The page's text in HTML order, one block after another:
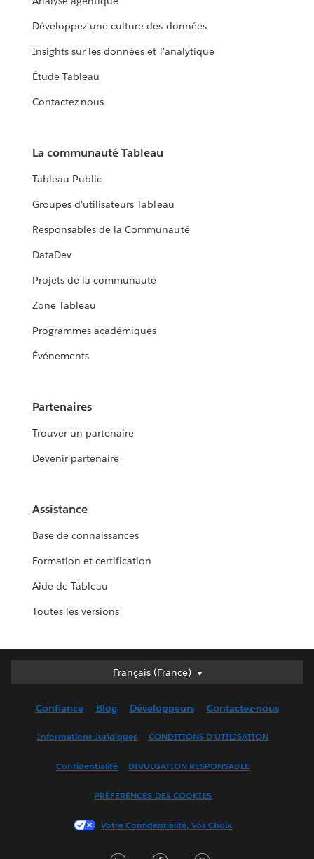
Développez une culture des données
Insights sur les données et l'analytique
Étude Tableau
Contactez-nous
La communauté Tableau
Tableau Public
Groupes d'utilisateurs Tableau
Responsables de la Communauté
DataDev
Projets de la communauté
Zone Tableau
Programmes académiques
Événements
Partenaires
Trouver un partenaire
Devenir partenaire
Assistance
Base de connaissances
Formation et certification
Aide de Tableau
Toutes les versions
Français (France)
Français (France)
English (UK)
Français (Canada)
한국어
Confiance Blog Développeurs Contactez-nous
Informations Juridiques CONDITIONS D'UTILISATION
Confidentialité DIVULGATION RESPONSABLE
PRÉFÉRENCES DES COOKIES
Votre Confidentialité, Vos Choix